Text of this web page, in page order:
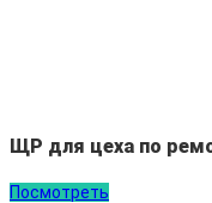
ЩР для цеха по
Посмотреть